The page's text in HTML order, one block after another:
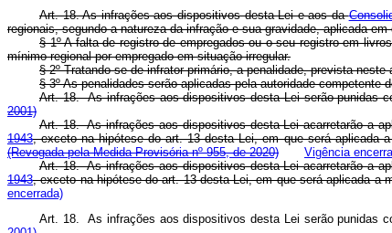
Art. 18. As infrações aos dispositivos desta Lei e aos da
regionais, segundo a natureza da infração e sua gravidade, aplicada
§ 1º A falta de registro de empregados ou o seu registro em
mínimo regional por empregado em situação irregular.
§ 2º Tratando-se de infrator primário, a penalidade, prevista
§ 3º As penalidades serão aplicadas pela autoridade
Art. 18. As infrações aos dispositivos desta Lei serão
2001)
Art. 18. As infrações aos dispositivos desta Lei acarretarão a
1943, exceto na hipótese do art. 13 desta Lei, em que será aplicada
(Revogada pela Medida Provisória nº 955, de 2020)
Vigência
Art. 18. As infrações aos dispositivos desta Lei acarretarão a
1943, exceto na hipótese do art. 13 desta Lei, em que será aplicada a
encerrada)
Art. 18. As infrações aos dispositivos desta Lei serão